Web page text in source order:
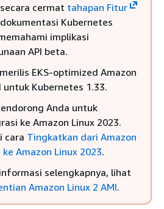
cermat tahapan Fitur
Kubernetes
implikasi
API beta.
EKS-optimized Amazon
untuk Kubernetes 1.33.
Anda untuk
ke Amazon Linux 2023.
cara Tingkatkan dari Amazon
ke Amazon Linux 2023.
selengkapnya, lihat
Amazon Linux 2 AMI.